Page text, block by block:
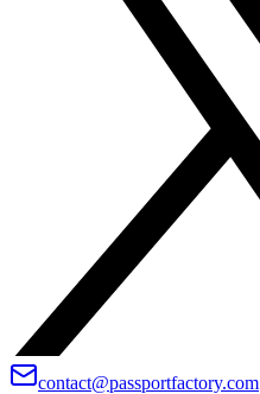
contact@passportfactory.com